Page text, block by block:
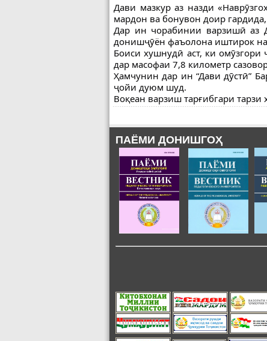
Дави мазкур аз назди
мардон ва бонувон доир
Дар ин чорабинии варзишӣ аз
донишҷӯён фаъолона иштирок
Боиси хушнудӣ аст, ки
дар масофаи 7,8 километр
Ҳамчунин дар ин “Дави дӯстӣ”
ҷойи дуюм шуд.
Воқеан варзиш тарғибгари
ПАЁМИ ДОНИШГОҲ